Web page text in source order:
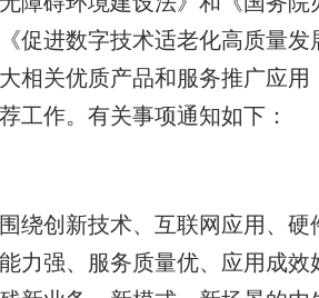
促进数字技术适老化高质量
相关优质产品和服务推广应
工作。有关事项通知如下：
创新技术、互联网应用、硬
力强、服务质量优、应用成